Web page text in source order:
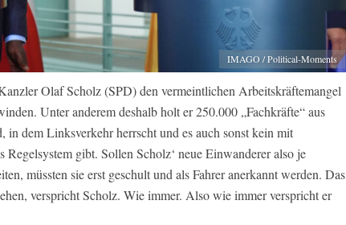
IMAGO / Political-Moments
Olaf Scholz (SPD) den vermeintlichen Arbeitskräftemangel
Unter anderem deshalb holt er 250.000 „Fachkräfte“ aus
in dem Linksverkehr herrscht und es auch sonst kein mit
Regelsystem gibt. Sollen Scholz‘ neue Einwanderer also je
müssten sie erst geschult und als Fahrer anerkannt werden. Das
verspricht Scholz. Wie immer. Also wie immer verspricht er